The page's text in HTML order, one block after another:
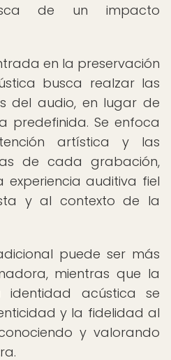
de un impacto
en la preservación
busca realzar las
del audio, en lugar de
predefinida. Se enfoca
artística y las
de cada grabación,
auditiva fiel
y al contexto de la
puede ser más
mientras que la
identidad acústica se
y la fidelidad al
y valorando